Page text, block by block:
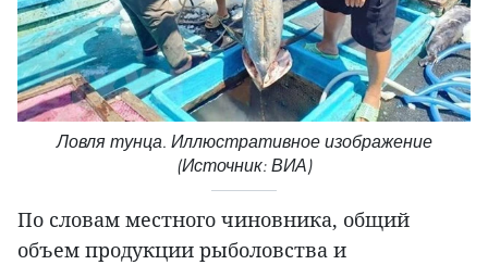
Ловля тунца. Иллюстративное изображение
(Источник: ВИА)
По словам местного чиновника, общий
объем продукции рыболовства и